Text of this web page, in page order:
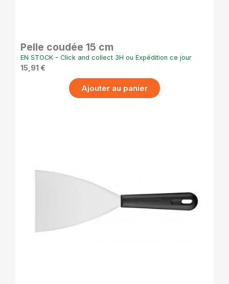
Pelle coudée 15 cm
EN STOCK - Click and collect 3H ou Expédition ce jour
15,91 €
Ajouter au panier